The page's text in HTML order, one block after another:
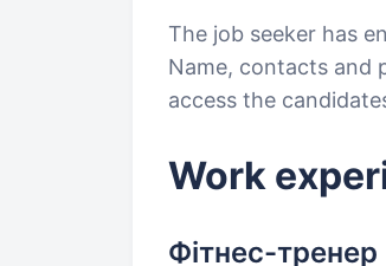
The job seeker has
Name, contacts and
access the
Work
Фітнес-тренер